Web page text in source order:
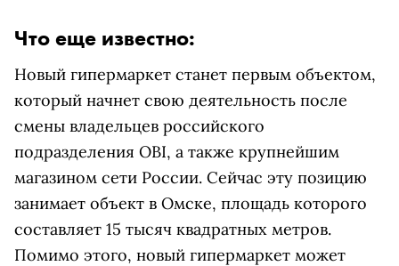
Что еще известно:
Новый гипермаркет станет первым объектом,
который начнет свою деятельность после
смены владельцев российского
подразделения OBI, а также крупнейшим
магазином сети России. Сейчас эту позицию
занимает объект в Омске, площадь которого
составляет 15 тысяч квадратных метров.
Помимо этого, новый гипермаркет может